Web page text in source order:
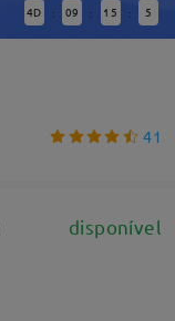
4D : 09 : 15 : 4
41
disponível